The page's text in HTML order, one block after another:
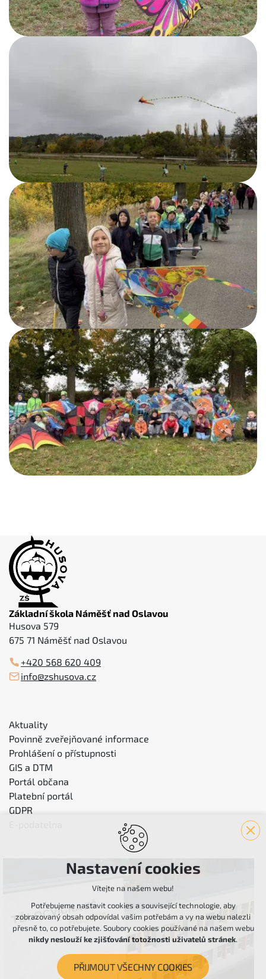
Základní škola Náměšť nad Oslavou
Husova 579
675 71 Náměšť nad Oslavou
+420 568 620 409
info@zshusova.cz
Aktuality
Povinně zveřejňované informace
Prohlášení o přístupnosti
GIS a DTM
Portál občana
Platební portál
GDPR
Nastavení cookies
Vítejte na našem webu!
Potřebujeme nastavit cookies a související technologie, aby
zobrazovaný obsah odpovídal vašim potřebám a vy na webu nalezli
přesně to, co potřebujete. Soubory cookies používané na našem webu
nikdy neslouží ke zjišťování totožnosti uživatelů stránek.
PŘIJMOUT VŠECHNY COOKIES